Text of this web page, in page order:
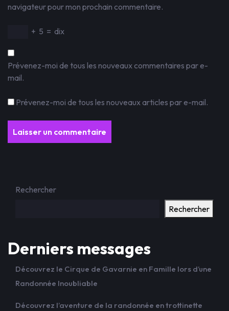
navigateur pour mon prochain commentaire.
+ 5 = dix
Prévenez-moi de tous les nouveaux commentaires par e-
mail.
Prévenez-moi de tous les nouveaux articles par e-mail.
Rechercher
Rechercher
Derniers messages
Découvrez le Cirque de Gavarnie en Famille lors d’une
Randonnée Inoubliable
Découvrez l’aventure de la randonnée en trottinette